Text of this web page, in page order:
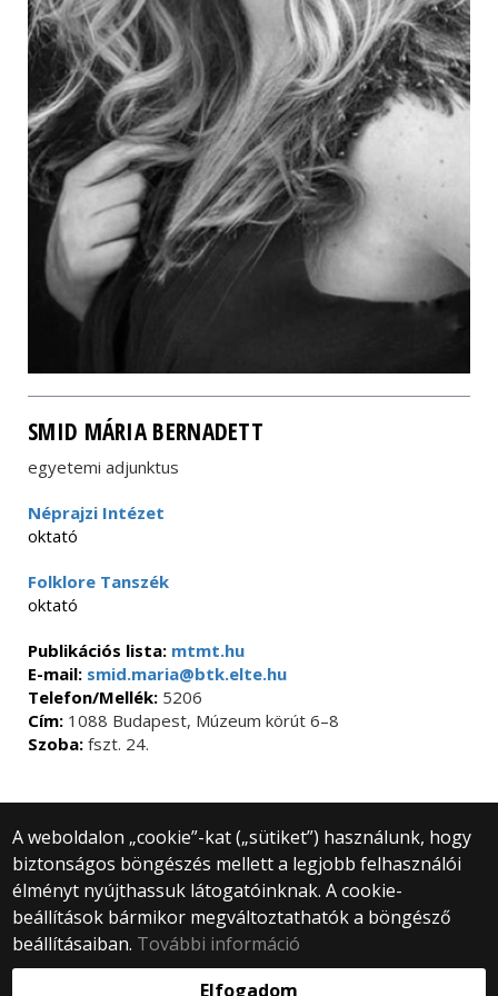
SMID MÁRIA BERNADETT
egyetemi adjunktus
Néprajzi Intézet
oktató
Folklore Tanszék
oktató
Publikációs lista: mtmt.hu
E-mail: smid.maria@btk.elte.hu
Telefon/Mellék: 5206
Cím: 1088 Budapest, Múzeum körút 6–8
Szoba: fszt. 24.
A weboldalon „cookie”-kat („sütiket”) használunk, hogy
biztonságos böngészés mellett a legjobb felhasználói
élményt nyújthassuk látogatóinknak. A cookie-
beállítások bármikor megváltoztathatók a böngésző
beállításaiban. További információ
Elfogadom
© 2025 Eötvös Loránd Tudományegyetem
Minden jog fenntartva.
1053 Budapest, Egyetem tér 1–3.
Központi telefonszám: +36 1 411 6500
Webfejlesztés: